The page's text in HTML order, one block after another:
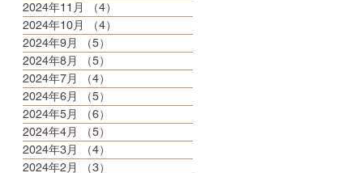
2024年11月
（4）
2024年10月
（4）
2024年9月
（5）
2024年8月
（5）
2024年7月
（4）
2024年6月
（5）
2024年5月
（6）
2024年4月
（5）
2024年3月
（4）
2024年2月
（3）